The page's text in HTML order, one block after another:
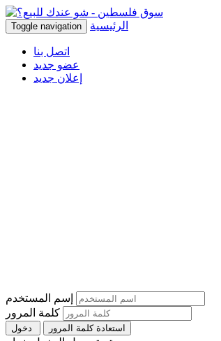
Toggle navigation الرئيسية
اتصل بنا
عضو جديد
إعلان جديد
إسم المستخدم
كلمة المرور
استعادة كلمة المرور